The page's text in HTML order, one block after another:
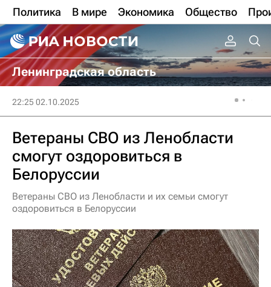
Политика В мире Экономика Общество
Ленинградская область
22:25 02.10.2025
Ветераны СВО из Ленобласти
смогут оздоровиться в
Белоруссии
Ветераны СВО из Ленобласти и их семьи смогут
оздоровиться в Белоруссии